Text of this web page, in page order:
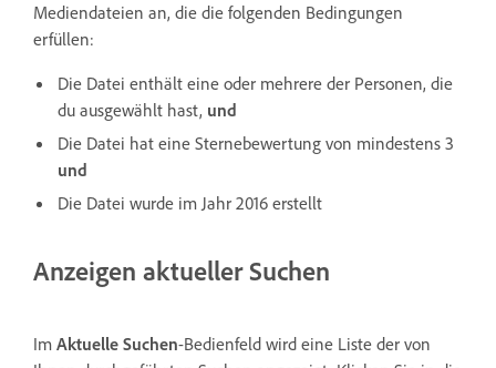
Mediendateien an, die die folgenden Bedingungen
erfüllen:
Die Datei enthält eine oder mehrere der Personen, die
du ausgewählt hast, und
Die Datei hat eine Sternebewertung von mindestens 3
und
Die Datei wurde im Jahr 2016 erstellt
Anzeigen aktueller Suchen
Im Aktuelle Suchen-Bedienfeld wird eine Liste der von